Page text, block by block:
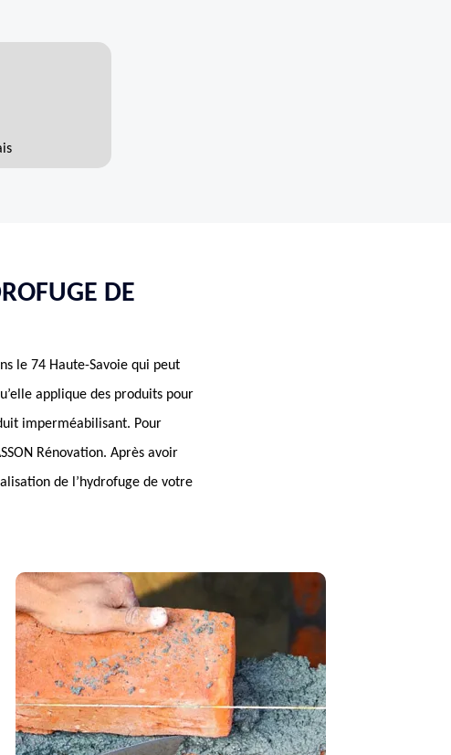
DE
le 74 Haute-Savoie qui peut
applique des produits pour
imperméabilisant. Pour
Rénovation. Après avoir
de l’hydrofuge de votre